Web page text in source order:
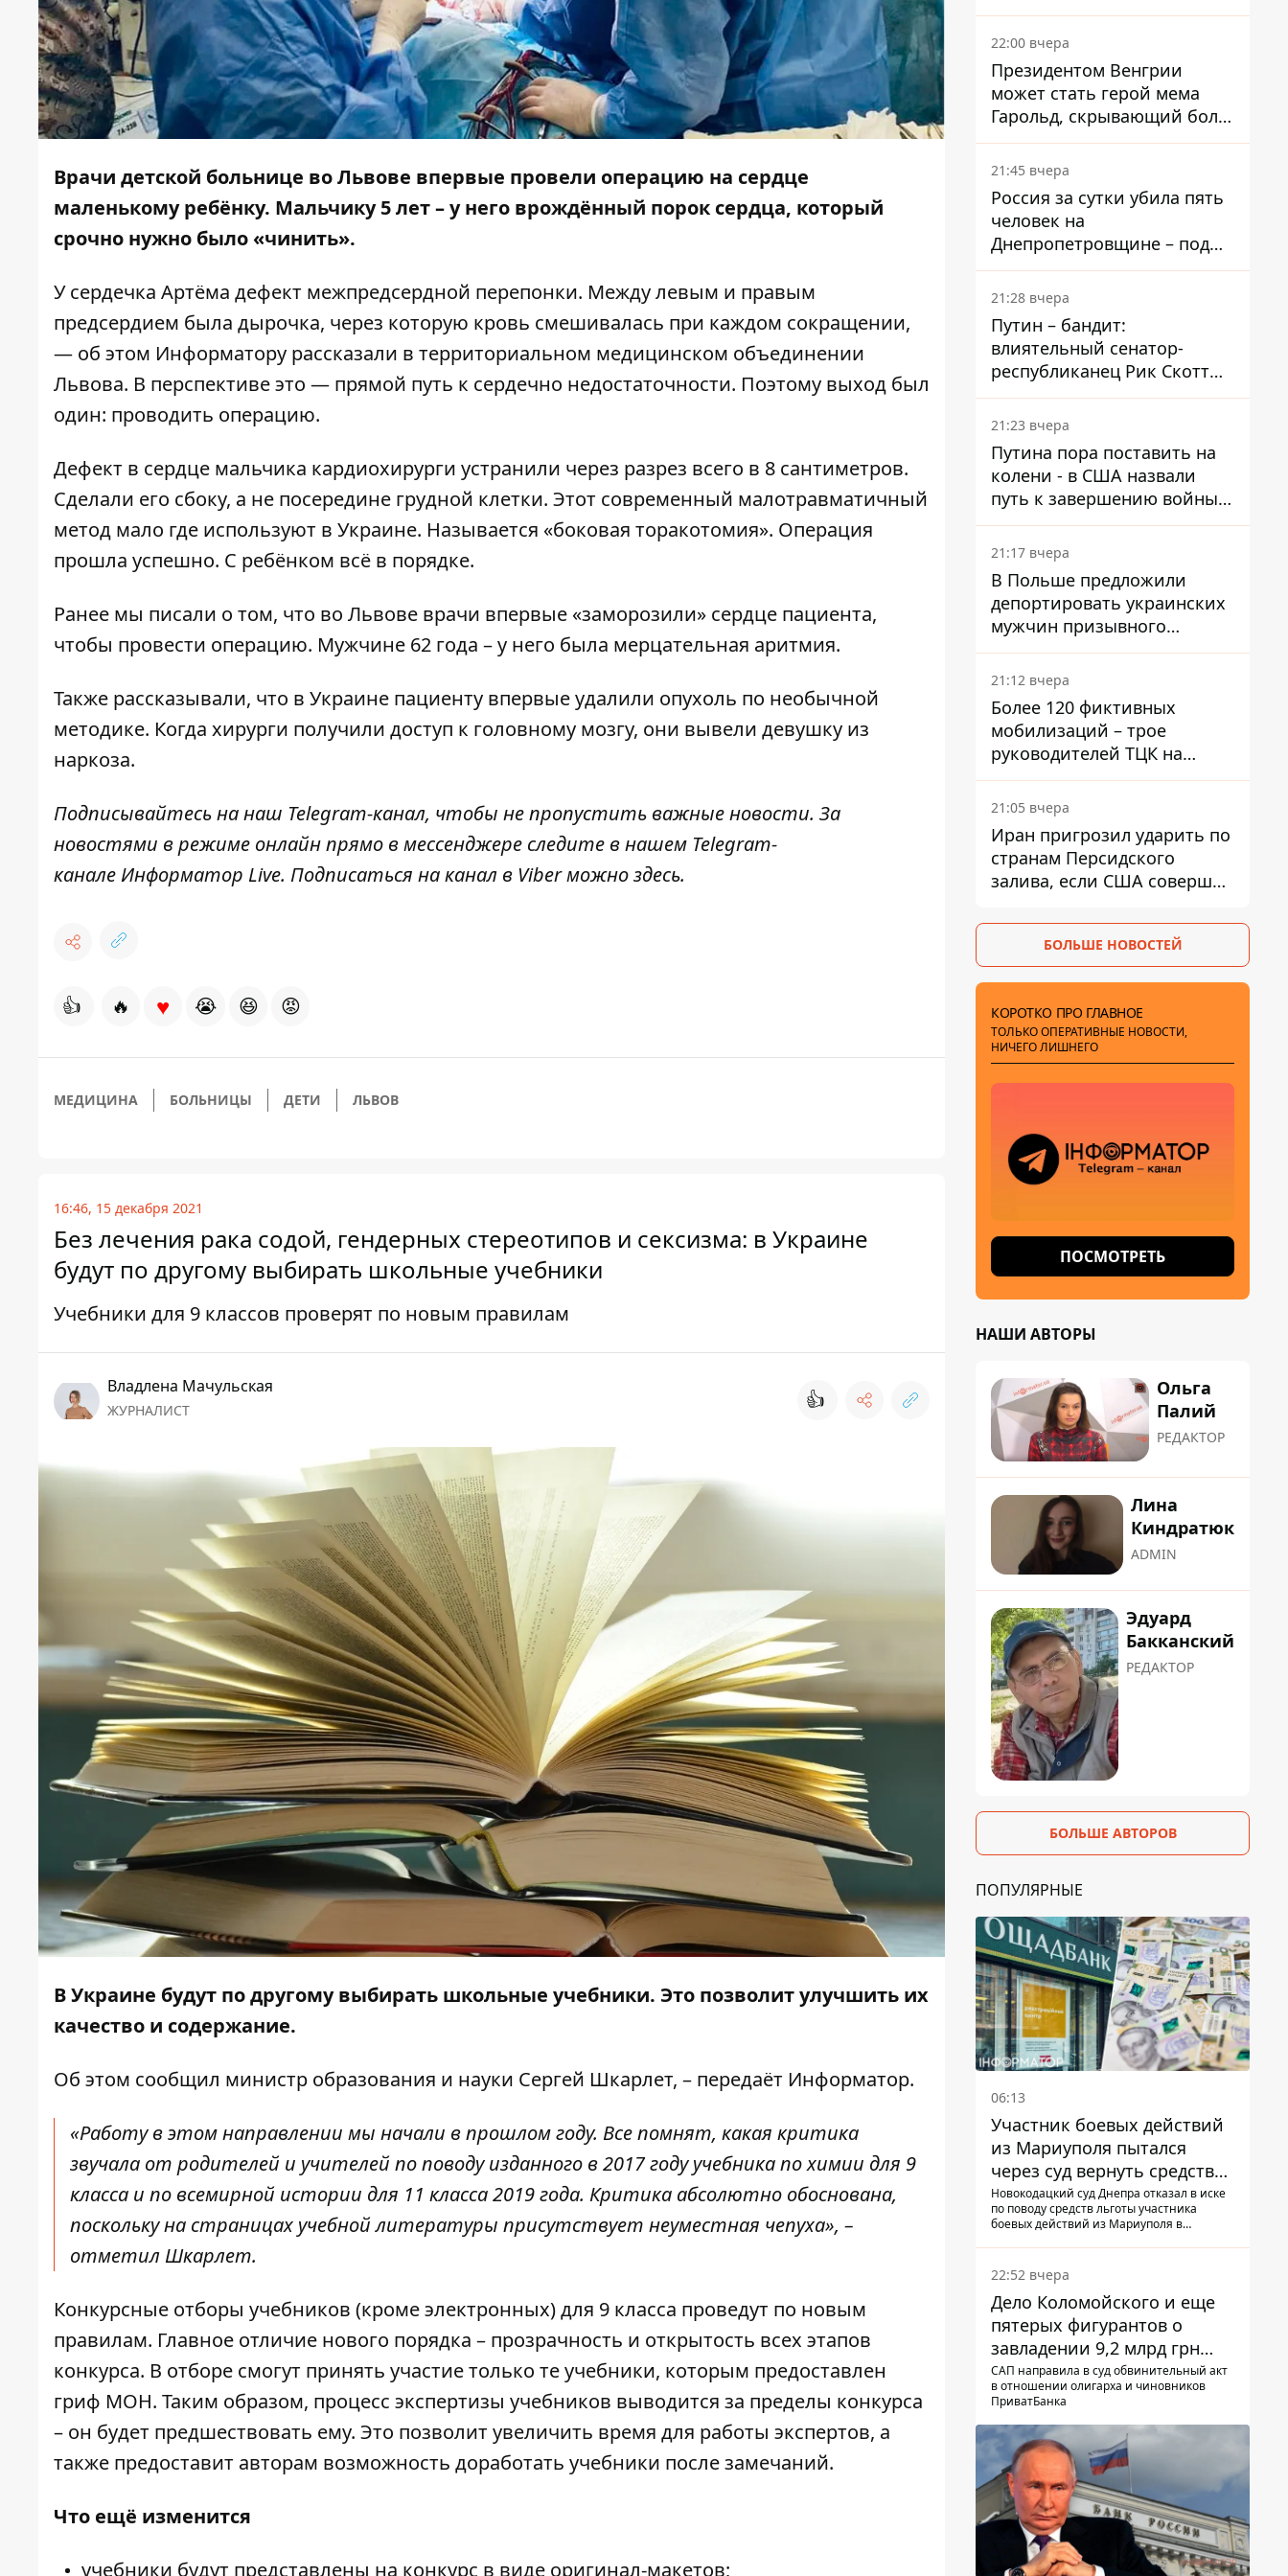
Врачи детской больнице во Львове впервые провели операцию на сердце
маленькому ребёнку. Мальчику 5 лет – у него врождённый порок сердца, который
срочно нужно было «чинить».
У сердечка Артёма дефект межпредсердной перепонки. Между левым и правым
предсердием была дырочка, через которую кровь смешивалась при каждом сокращении,
— об этом Информатору рассказали в территориальном медицинском объединении
Львова. В перспективе это — прямой путь к сердечно недостаточности. Поэтому выход был
один: проводить операцию.
Дефект в сердце мальчика кардиохирурги устранили через разрез всего в 8 сантиметров.
Сделали его сбоку, а не посередине грудной клетки. Этот современный малотравматичный
метод мало где используют в Украине. Называется «боковая торакотомия». Операция
прошла успешно. С ребёнком всё в порядке.
Ранее мы писали о том, что во Львове врачи впервые«заморозили» сердце пациента,
чтобы провести операцию. Мужчине 62 года – у него была мерцательная аритмия.
Также рассказывали, что в Украине пациенту впервые удалили опухоль по необычной
методике. Когда хирурги получили доступ к головному мозгу, они вывели девушку из
наркоза.
Подписывайтесь на наш Telegram-канал, чтобы не пропустить важные новости. За
новостями в режиме онлайн прямо в мессенджере следите в нашем Telegram-
канале Информатор Live. Подписаться на канал в Viber можноздесь.
👍 🔥 ♥ 😭 😆 😡
МЕДИЦИНА БОЛЬНИЦЫ ДЕТИ ЛЬВОВ
16:46, 15 декабря 2021
Без лечения рака содой, гендерных стереотипов и сексизма: в Украине
будут по другому выбирать школьные учебники
Учебники для 9 классов проверят по новым правилам
Владлена Мачульская
ЖУРНАЛИСТ 👍
В Украине будут по другому выбирать школьные учебники. Это позволит улучшить их
качество и содержание.
Об этом сообщил министр образования и науки Сергей Шкарлет, – передаёт Информатор.
«Работу в этом направлении мы начали в прошлом году. Все помнят, какая критика
звучала от родителей и учителей по поводуизданного в 2017 году учебника по химии для 9
класса и по всемирной истории для 11 класса 2019 года. Критика абсолютно обоснована,
поскольку на страницах учебной литературы присутствует неуместная чепуха», –
отметил Шкарлет.
Конкурсные отборы учебников (кроме электронных) для 9 класса проведут по новым
правилам. Главное отличие нового порядка – прозрачность и открытость всех этапов
конкурса. В отборе смогут принять участие только те учебники, которым предоставлен
гриф МОН. Таким образом, процесс экспертизы учебников выводится за пределы конкурса
– он будет предшествовать ему. Это позволит увеличить время для работы экспертов, а
также предоставит авторам возможность доработать учебники после замечаний.
Что ещё изменится
учебники будут представлены на конкурс в виде оригинал-макетов;
вкладывает миллионы
22:00 вчера
Президентом Венгрии
может стать герой мема
Гарольд, скрывающий боль
– он возглавил народное
голосование
21:45 вчера
Россия за сутки убила пять
человек на
Днепропетровщине – под
ударами оказались пять
районов области
21:28 вчера
Путин – бандит:
влиятельный сенатор-
республиканец Рик Скотт
призвал Конгресс привлечь
РФ к ответственности за
войну в Украине
21:23 вчера
Путина пора поставить на
колени - в США назвали
путь к завершению войны -
National Security Journal
21:17 вчера
В Польше предложили
депортировать украинских
мужчин призывного
возраста - кого это может
затронуть
21:12 вчера
Более 120 фиктивных
мобилизаций – трое
руководителей ТЦК на
Волыни и Буковине
получили подозрения за
фейковые отчеты
21:05 вчера
Иран пригрозил ударить по
странам Персидского
залива, если США совершат
БОЛЬШЕ НОВОСТЕЙ
КОРОТКО ПРО ГЛАВНОЕ
ТОЛЬКО ОПЕРАТИВНЫЕ НОВОСТИ,
НИЧЕГО ЛИШНЕГО
ПОСМОТРЕТЬ
НАШИ АВТОРЫ
Ольга
Палий
РЕДАКТОР
Лина
Киндратюк
ADMIN
Эдуард
Бакканский
РЕДАКТОР
БОЛЬШЕ АВТОРОВ
ПОПУЛЯРНЫЕ
06:13
Участник боевых действий
из Мариуполя пытался
через суд вернуть средства
субсидии со счета в
Ощадбанке – каким было
Новокодацкий суд Днепра отказал в иске
по поводу средств льготы участника
боевых действий из Мариуполя в
22:52 вчера
Дело Коломойского и еще
пятерых фигурантов о
завладении 9,2 млрд грн
ПриватБанка направили в
суд
САП направила в суд обвинительный акт
в отношении олигарха и чиновников
ПриватБанка